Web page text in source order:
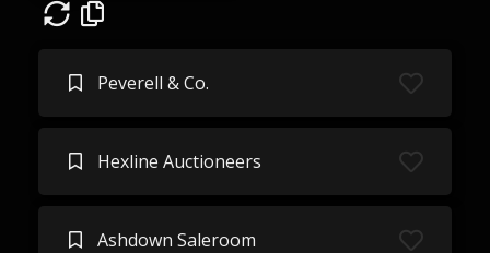
Peverell & Co.
Hexline Auctioneers
Ashdown Saleroom